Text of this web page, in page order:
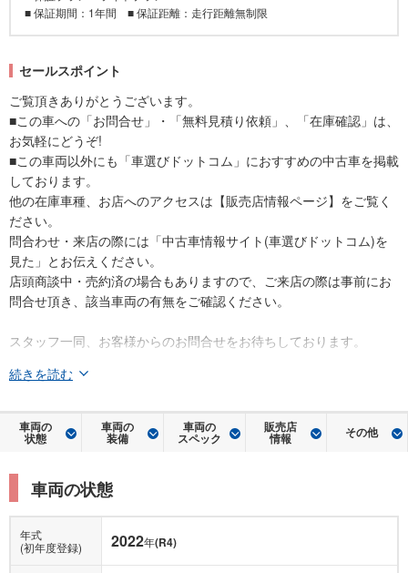
■ 保証期間：1年間 ■ 保証距離：走行距離無制限
セールスポイント
ご覧頂きありがとうございます。
■この車への「お問合せ」・「無料見積り依頼」、「在庫確認」は、
お気軽にどうぞ!
■この車両以外にも「車選びドットコム」におすすめの中古車を掲載
しております。
他の在庫車種、お店へのアクセスは【販売店情報ページ】をご覧く
ださい。
問合わせ・来店の際には「中古車情報サイト(車選びドットコム)を
見た」とお伝えください。
店頭商談中・売約済の場合もありますので、ご来店の際は事前にお
問合せ頂き、該当車両の有無をご確認ください。
スタッフ一同、お客様からのお問合せをお待ちしております。
続きを読む
車両の
状態
車両の
装備
車両の
スペック
販売店
情報 その他
車両の状態
年式
(初年度登録)
2022年(R4)